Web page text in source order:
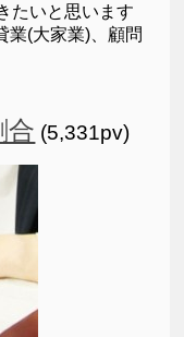
たいと思います
業(大家業)、顧問
合 (5,331pv)